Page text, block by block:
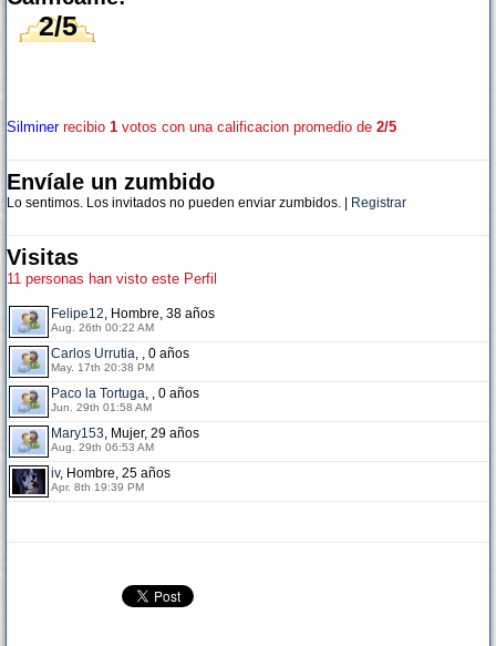
2/5
Silminerrecibio 1 votos con una calificacion promedio de 2/5
Envíale un zumbido
Lo sentimos. Los invitados no pueden enviar zumbidos. | Registrar
Visitas
11 personas han visto este Perfil
Felipe12, Hombre, 38 años
Aug. 26th 00:22 AM
Carlos Urrutia, , 0 años
May. 17th 20:38 PM
Paco la Tortuga, , 0 años
Jun. 29th 01:58 AM
Mary153, Mujer, 29 años
Aug. 29th 06:53 AM
iv, Hombre, 25 años
Apr. 8th 19:39 PM